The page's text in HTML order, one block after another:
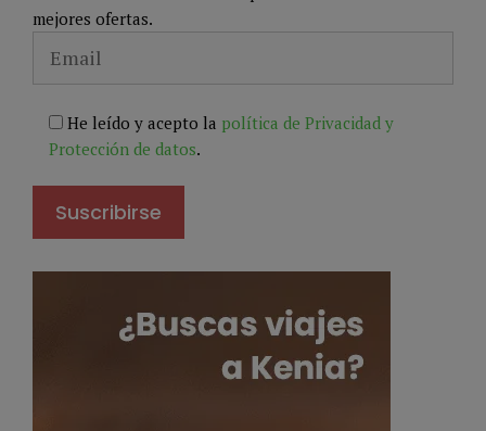
mejores ofertas.
He leído y acepto la política de Privacidad y
Protección de datos.